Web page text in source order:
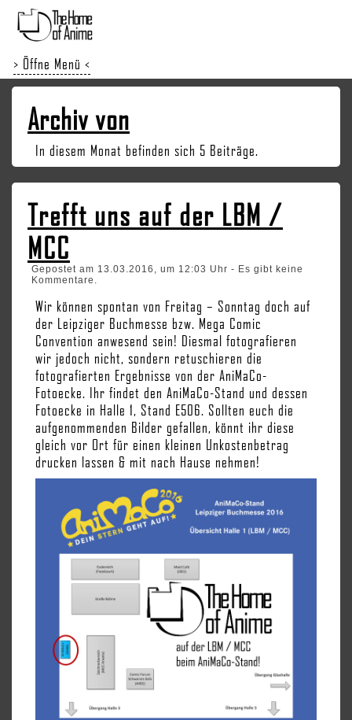
> Öffne Menü <
Archiv von
In diesem Monat befinden sich 5 Beiträge.
Trefft uns auf der LBM /
MCC
Gepostet am 13.03.2016, um 12:03 Uhr - Es gibt keine
Kommentare.
Wir können spontan von Freitag – Sonntag doch auf
der Leipziger Buchmesse bzw. Mega Comic
Convention anwesend sein! Diesmal fotografieren
wir jedoch nicht, sondern retuschieren die
fotografierten Ergebnisse von der AniMaCo-
Fotoecke. Ihr findet den AniMaCo-Stand und dessen
Fotoecke in Halle 1, Stand E506. Sollten euch die
aufgenommenden Bilder gefallen, könnt ihr diese
gleich vor Ort für einen kleinen Unkostenbetrag
drucken lassen & mit nach Hause nehmen!